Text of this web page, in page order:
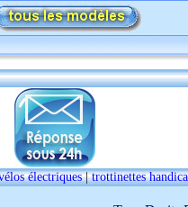
électriques|trottinettes